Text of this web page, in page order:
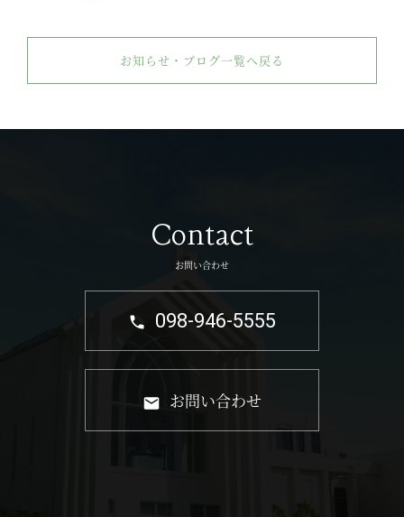
お知らせ・ブログ一覧へ戻る
Contact
お問い合わせ
098-946-5555
お問い合わせ